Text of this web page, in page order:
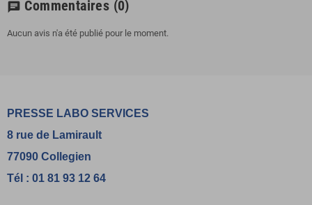
chat Commentaires (0)
Aucun avis n'a été publié pour le moment.
PRESSE LABO SERVICES
8 rue de Lamirault
77090 Collegien
Tél : 01 81 93 12 64